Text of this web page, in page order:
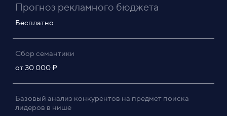
Прогноз рекламного бюджета
Бесплатно
Сбор семантики
от 30 000 ₽
Базовый анализ конкурентов на предмет поиска
лидеров в нише